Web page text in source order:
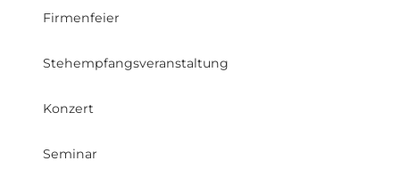
Firmenfeier
Stehempfangsveranstaltung
Konzert
Seminar